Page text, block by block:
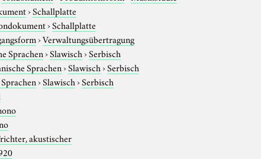
›Schallplatte
›Schallplatte
›Verwaltungsübertragung
Sprachen›Slawisch›Serbisch
Sprachen›Slawisch›Serbisch
›Slawisch›Serbisch
akustischer